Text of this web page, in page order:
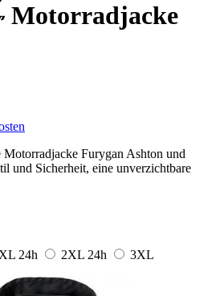
Motorradjacke
Furygan Ashton und
und Sicherheit, eine unverzichtbare
XL 24h 2XL 24h
3XL